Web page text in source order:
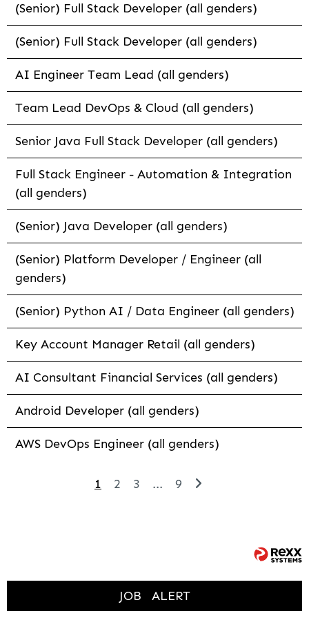
(Senior) Full Stack Developer (all genders)
(Senior) Full Stack Developer (all genders)
AI Engineer Team Lead (all genders)
Team Lead DevOps & Cloud (all genders)
Senior Java Full Stack Developer (all genders)
Full Stack Engineer - Automation & Integration
(all genders)
(Senior) Java Developer (all genders)
(Senior) Platform Developer / Engineer (all
genders)
(Senior) Python AI / Data Engineer (all genders)
Key Account Manager Retail (all genders)
AI Consultant Financial Services (all genders)
Android Developer (all genders)
AWS DevOps Engineer (all genders)
1 2 3 ... 9
JOB ALERT